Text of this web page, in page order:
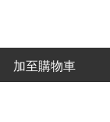
加至購物車